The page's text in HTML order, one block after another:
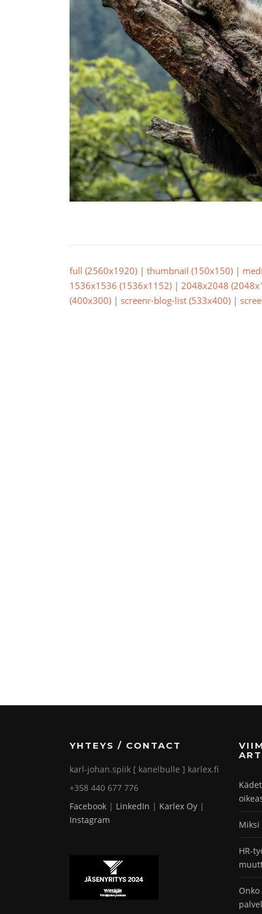
full (2560x1920) | thumbnail (150x150) |
1536x1536 (1536x1152) | 2048x2048
(400x300) | screenr-blog-list (533x400) |
YHTEYS / CONTACT
karl-johan.spiik [ kanelbulle ] karlex.fi
+358 440 677 776
Facebook | LinkedIn | Karlex Oy |
Instagram
Miksi
HR-